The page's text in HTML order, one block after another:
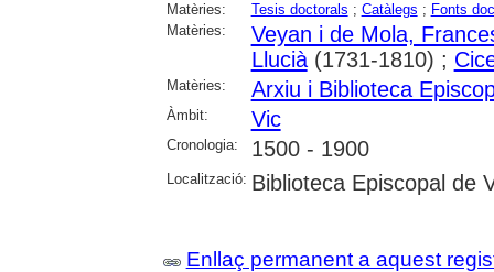
Matèries: Tesis doctorals ; Catàlegs ; Fonts
Matèries:
Veyan i de Mola,
Llucià(1731-1810) ;
Matèries: Arxiu i Biblioteca
Àmbit: Vic
Cronologia: 1500 - 1900
Localització: Biblioteca Episcopal de
Enllaç permanent a aquest